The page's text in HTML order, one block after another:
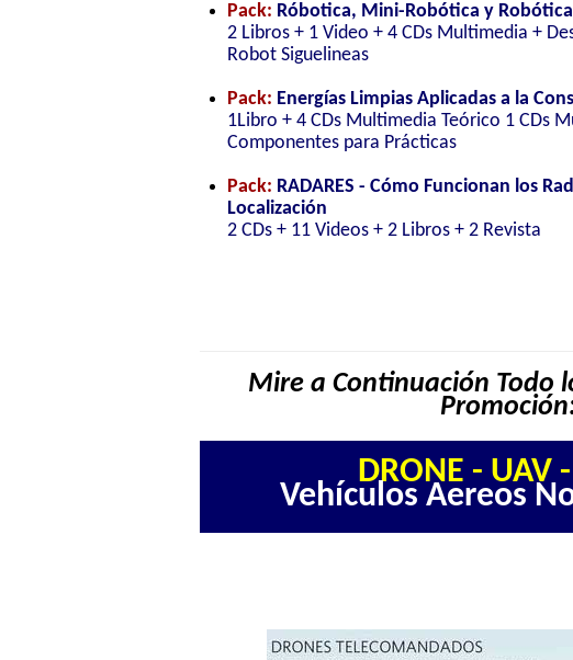
Pack: Róbotica, Mini-Robótica y
2 Libros + 1 Video + 4 CDs Multimedia +
Robot Siguelineas
Pack: Energías Limpias Aplicadas a la
1Libro + 4 CDs Multimedia Teórico 1 CDs
Componentes para Prácticas
Pack: RADARES - Cómo Funcionan los
Localización
2 CDs + 11 Videos + 2 Libros + 2 Revista
Mire a Continuación Todo
DRONE - UAV
Vehículos Aereos